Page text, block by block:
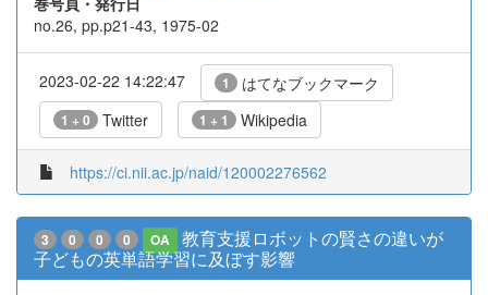
no.26, pp.p21-43, 1975-02
2023-02-22 14:22:47 1 はてなブックマーク
1 + 0 Twitter 1 + 1 Wikipedia
https://ci.nii.ac.jp/naid/120002276562
3 0 0 0 OA
教育支援ロボットの賢さの違いが
子どもの英単語学習に及ぼす影響